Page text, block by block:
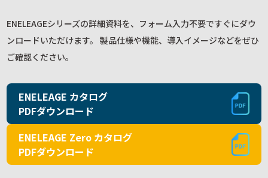
ENELEAGEシリーズの詳細資料を、フォーム入力不要ですぐにダウ
ンロードいただけます。 製品仕様や機能、導入イメージなどをぜひ
ご確認ください。
ENELEAGE カタログ
PDFダウンロード
ENELEAGE Zero カタログ
PDFダウンロード